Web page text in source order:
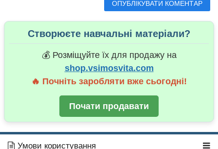
Створюєте навчальні матеріали?
💰 Розміщуйте їх для продажу на
shop.vsimosvita.com
🔥 Почніть заробляти вже сьогодні!
Почати продавати
Умови користування